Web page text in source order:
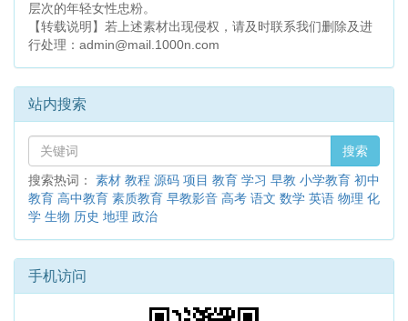
层次的年轻女性忠粉。
【转载说明】若上述素材出现侵权，请及时联系我们删除及进
行处理： admin@mail.1000n.com
站内搜索
搜索
搜索热词： 素材 教程 源码 项目 教育 学习 早教 小学教育 初中
教育 高中教育 素质教育 早教影音 高考 语文 数学 英语 物理 化
学 生物 历史 地理 政治
手机访问